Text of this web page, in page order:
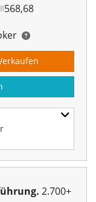
568,68
2.700+